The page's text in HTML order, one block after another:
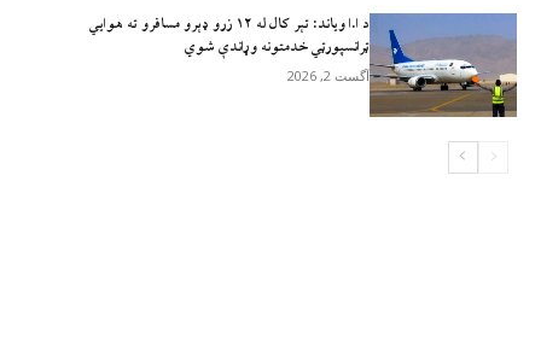
د ا.ا وياند: تېر کال له ۱۲ زرو ډېرو مسافرو ته هوايي
ټرانسپورټي خدمتونه وړاندې شوي
آگست 2, 2026